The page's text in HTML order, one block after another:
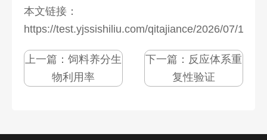
本文链接：
https://test.yjssishiliu.com/qitajiance/2026/07/
上一篇： 饲料养分生
物利用率
下一篇： 反应体系重
复性验证